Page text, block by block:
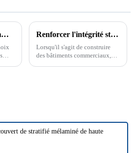
Contreplaqué de 9 mm, choix parfait pour des applications polyvalentes Renforcer l'intégrité structurelle : Panneau OSB pour bâtiments commerciaux
Lorsqu'il s'agit de construire
des bâtiments commerciaux,
de stratifié mélaminé de haute